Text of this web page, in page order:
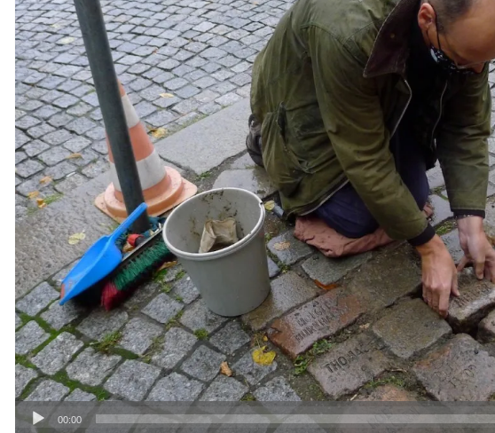
Audio-00:00